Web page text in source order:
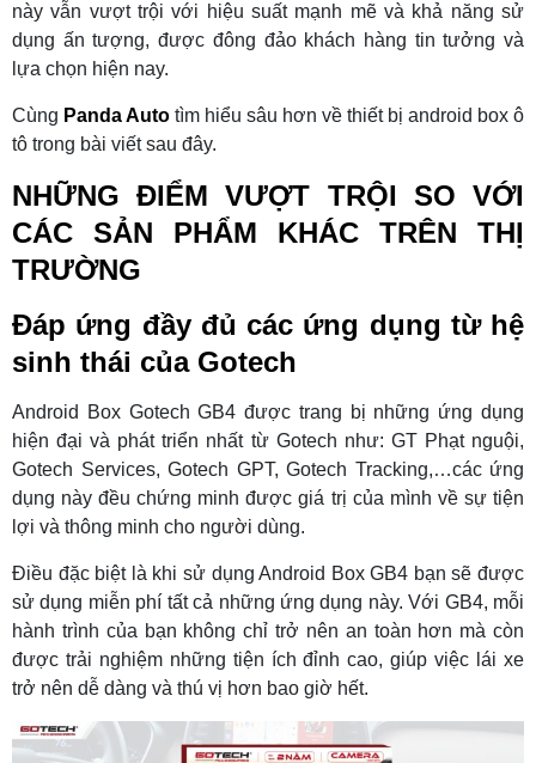
này vẫn vượt trội với hiệu suất mạnh mẽ và khả năng sử
dụng ấn tượng, được đông đảo khách hàng tin tưởng và
lựa chọn hiện nay.
Cùng Panda Auto tìm hiểu sâu hơn về thiết bị android box ô
tô trong bài viết sau đây.
NHỮNG ĐIỂM VƯỢT TRỘI SO VỚI
CÁC SẢN PHẨM KHÁC TRÊN THỊ
TRƯỜNG
Đáp ứng đầy đủ các ứng dụng từ hệ
sinh thái của Gotech
Android Box Gotech GB4 được trang bị những ứng dụng
hiện đại và phát triển nhất từ Gotech như: GT Phạt nguội,
Gotech Services, Gotech GPT, Gotech Tracking,…các ứng
dụng này đều chứng minh được giá trị của mình về sự tiện
lợi và thông minh cho người dùng.
Điều đặc biệt là khi sử dụng Android Box GB4 bạn sẽ được
sử dụng miễn phí tất cả những ứng dụng này. Với GB4, mỗi
hành trình của bạn không chỉ trở nên an toàn hơn mà còn
được trải nghiệm những tiện ích đỉnh cao, giúp việc lái xe
trở nên dễ dàng và thú vị hơn bao giờ hết.